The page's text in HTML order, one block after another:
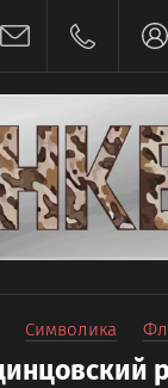
Символика